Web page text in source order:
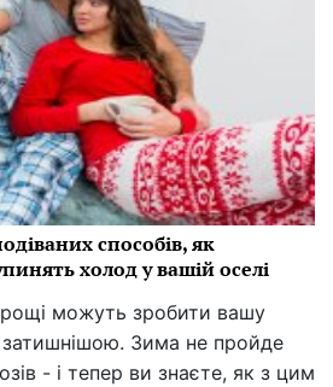
способів, як
холод у вашій оселі
можуть зробити вашу
Зима не пройде
- і тепер ви знаєте, як з цим